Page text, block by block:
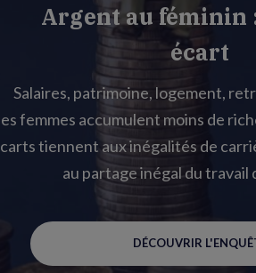
Argent au féminin
écart
Salaires, patrimoine, logement,
femmes accumulent moins de
tiennent aux inégalités de
au partage inégal du travail
DÉCOUVRIR